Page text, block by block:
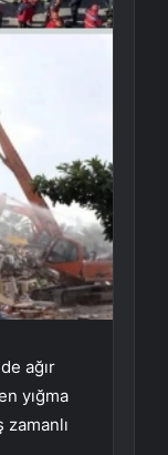
ağır
yığma
zamanlı